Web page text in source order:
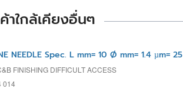
าใกล้เคียงอื่นๆ
NEEDLE Spec. L mm= 10 Ø mm= 1.4 µm= 25
FINISHING DIFFICULT ACCESS
014